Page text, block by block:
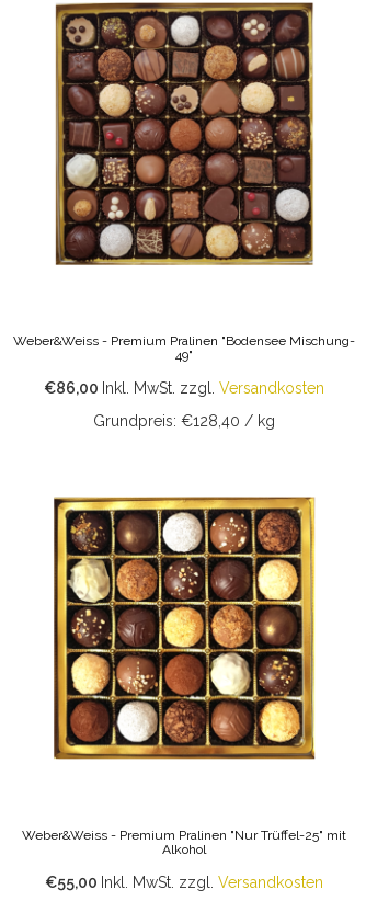
Weber&Weiss - Premium Pralinen "Bodensee Mischung-
49"
€86,00 Inkl. MwSt. zzgl. Versandkosten
Grundpreis: €128,40 / kg
Weber&Weiss - Premium Pralinen "Nur Trüffel-25" mit
Alkohol
€55,00 Inkl. MwSt. zzgl. Versandkosten